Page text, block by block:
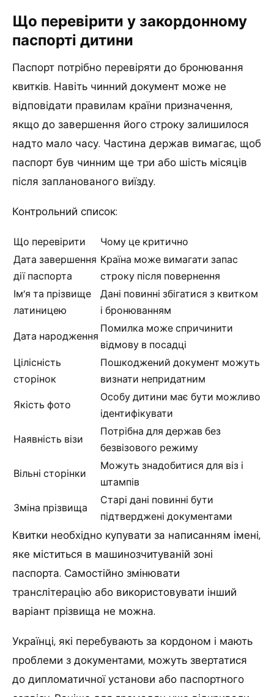
Що перевірити у закордонному
паспорті дитини
Паспорт потрібно перевіряти до бронювання
квитків. Навіть чинний документ може не
відповідати правилам країни призначення,
якщо до завершення його строку залишилося
надто мало часу. Частина держав вимагає, щоб
паспорт був чинним ще три або шість місяців
після запланованого виїзду.
Контрольний список:
Що перевірити
Чому це критично
Дата завершення
дії паспорта
Країна може вимагати запас
строку після повернення
Ім’я та прізвище
латиницею
Дані повинні збігатися з квитком
і бронюванням
Дата народження
Помилка може спричинити
відмову в посадці
Цілісність
сторінок
Пошкоджений документ можуть
визнати непридатним
Якість фото
Особу дитини має бути можливо
ідентифікувати
Наявність візи
Потрібна для держав без
безвізового режиму
Вільні сторінки
Можуть знадобитися для віз і
штампів
Зміна прізвища
Старі дані повинні бути
підтверджені документами
Квитки необхідно купувати за написанням імені,
яке міститься в машинозчитуваній зоні
паспорта. Самостійно змінювати
транслітерацію або використовувати інший
варіант прізвища не можна.
Українці, які перебувають за кордоном і мають
проблеми з документами, можуть звертатися
до дипломатичної установи або паспортного